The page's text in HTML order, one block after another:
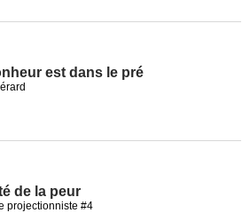
est dans le pré
de la peur
projectionniste #4